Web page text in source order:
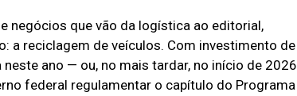
negócios que vão da logística ao editorial,
a reciclagem de veículos. Com investimento de
ano — ou, no mais tardar, no início de 2026
federal regulamentar o capítulo do Programa